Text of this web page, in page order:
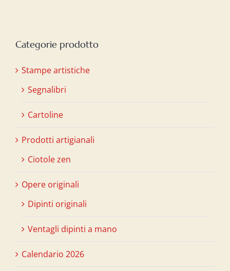
Categorie prodotto
Stampe artistiche
Segnalibri
Cartoline
Prodotti artigianali
Ciotole zen
Opere originali
Dipinti originali
Ventagli dipinti a mano
Calendario 2026